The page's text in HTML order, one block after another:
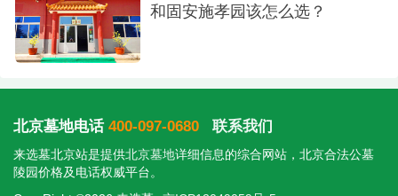
和固安施孝园该怎么选？
北京墓地电话 400-097-0680 联系我们
来选墓北京站是提供北京墓地详细信息的综合网站，北京合法公墓
陵园价格及电话权威平台。